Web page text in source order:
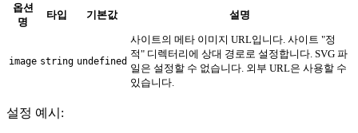
옵션
명
타입 기본값 설명
image string undefined
사이트의 메타 이미지 URL입니다. 사이트 "정
적" 디렉터리에 상대 경로로 설정합니다. SVG 파
일은 설정할 수 없습니다. 외부 URL은 사용할 수
있습니다.
설정 예시: